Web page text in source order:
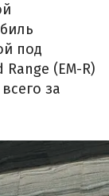
под
(EM-R)
за